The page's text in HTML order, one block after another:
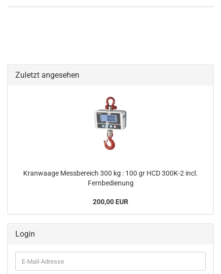
Zuletzt angesehen
Kranwaage Messbereich 300 kg : 100 gr HCD 300K-2 incl.
Fernbedienung
200,00 EUR
Login
E-
Mail-